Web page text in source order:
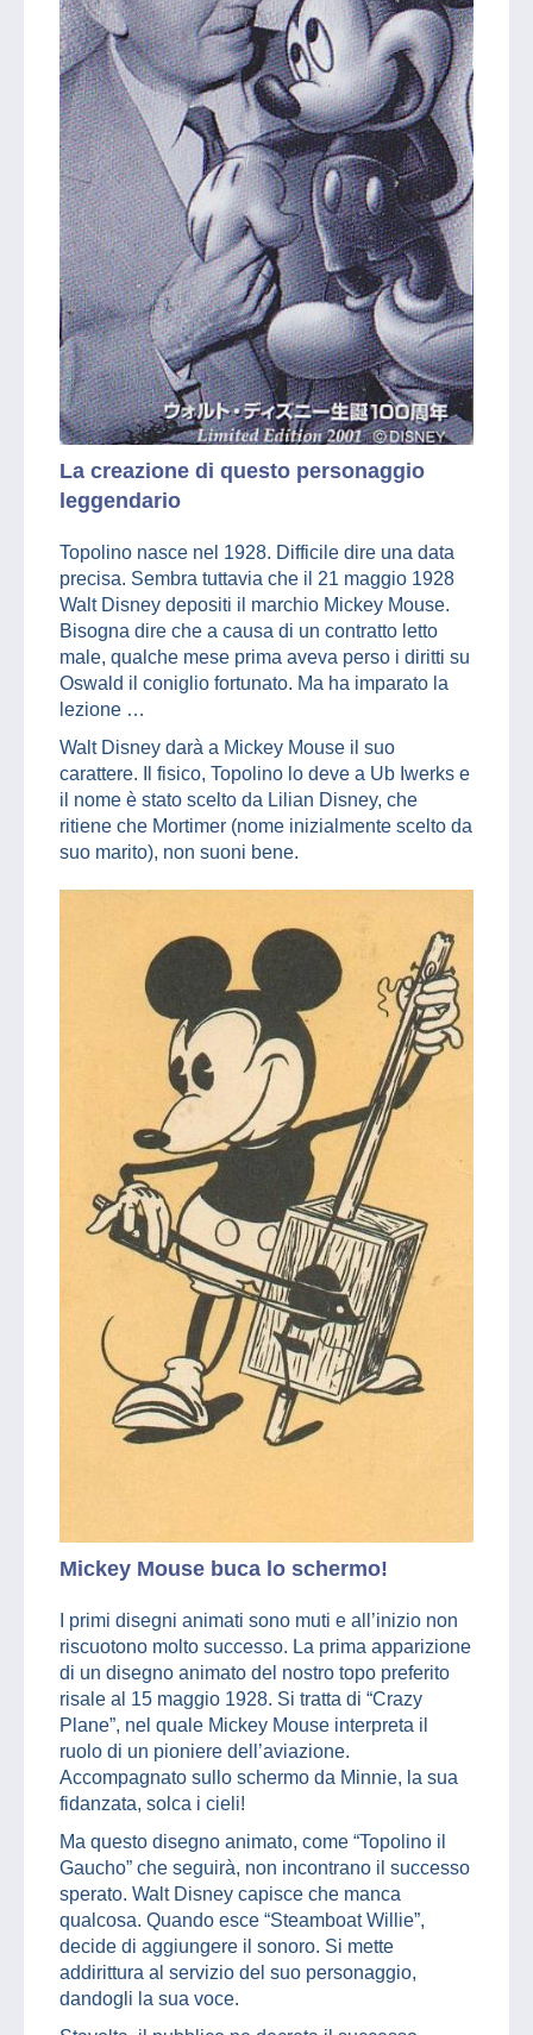
La creazione di questo personaggio
leggendario
Topolino nasce nel 1928. Difficile dire una data
precisa. Sembra tuttavia che il 21 maggio 1928
Walt Disney depositi il marchio Mickey Mouse.
Bisogna dire che a causa di un contratto letto
male, qualche mese prima aveva perso i diritti su
Oswald il coniglio fortunato. Ma ha imparato la
lezione …
Walt Disney darà a Mickey Mouse il suo
carattere. Il fisico, Topolino lo deve a Ub Iwerks e
il nome è stato scelto da Lilian Disney, che
ritiene che Mortimer (nome inizialmente scelto da
suo marito), non suoni bene.
Mickey Mouse buca lo schermo!
I primi disegni animati sono muti e all’inizio non
riscuotono molto successo. La prima apparizione
di un disegno animato del nostro topo preferito
risale al 15 maggio 1928. Si tratta di “Crazy
Plane”, nel quale Mickey Mouse interpreta il
ruolo di un pioniere dell’aviazione.
Accompagnato sullo schermo da Minnie, la sua
fidanzata, solca i cieli!
Ma questo disegno animato, come “Topolino il
Gaucho” che seguirà, non incontrano il successo
sperato. Walt Disney capisce che manca
qualcosa. Quando esce “Steamboat Willie”,
decide di aggiungere il sonoro. Si mette
addirittura al servizio del suo personaggio,
dandogli la sua voce.